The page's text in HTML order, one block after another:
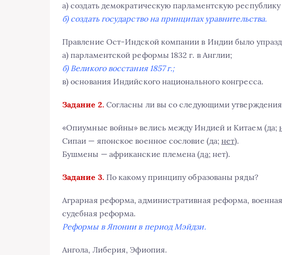
а) создать демократическую парламентскую
б) создать государство на принципах уравнительства.
Правление Ост-Индской компании в Индии было
а) парламентской реформы 1832 г. в Англии;
б) Великого восстания 1857 г.;
в) основания Индийского национального конгресса.
Задание 2. Согласны ли вы со следующими
«Опиумные войны» велись между Индией и Китаем (да;
Сипаи — японское военное сословие (да;нет).
Бушмены — африканские племена (да; нет).
Задание 3. По какому принципу образованы ряды?
Аграрная реформа, административная реформа,
судебная реформа.
Реформы в Японии в период Мэйдзи.
Ангола, Либерия, Эфиопия.